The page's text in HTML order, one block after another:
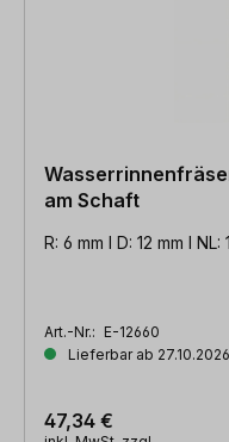
am Schaft
R: 6 mm l D: 12 mm l
Art.-Nr.: E-12660
Lieferbar ab 27.10.2026
47,34 €